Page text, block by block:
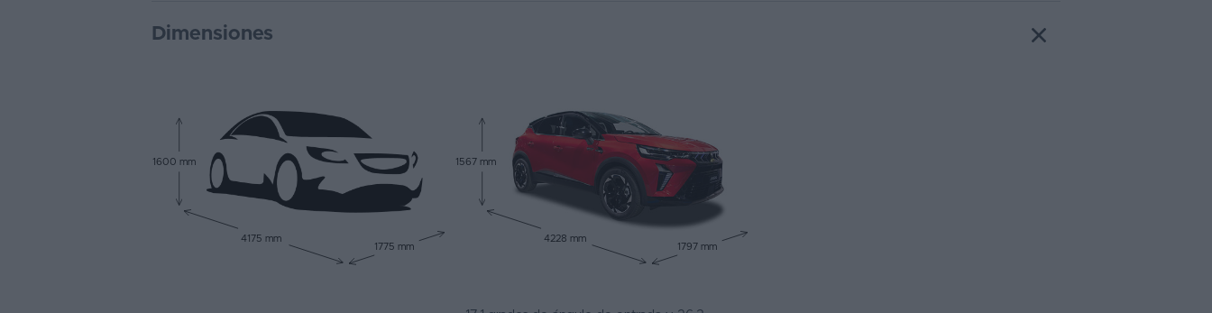
Dimensiones
1600 mm
4175 mm
1775 mm
1567 mm
4228 mm
1797 mm